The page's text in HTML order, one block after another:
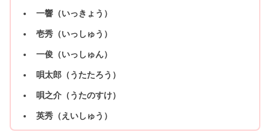
一響（いっきょう）
壱秀（いっしゅう）
一俊（いっしゅん）
唄太郎（うたたろう）
唄之介（うたのすけ）
英秀（えいしゅう）